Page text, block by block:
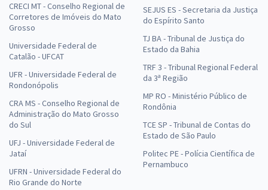
CRECI MT - Conselho Regional de
Corretores de Imóveis do Mato
Grosso
Universidade Federal de
Catalão - UFCAT
UFR - Universidade Federal de
Rondonópolis
CRA MS - Conselho Regional de
Administração do Mato Grosso
do Sul
UFJ - Universidade Federal de
Jataí
UFRN - Universidade Federal do
Rio Grande do Norte
SEJUS ES - Secretaria da Justiça
do Espírito Santo
TJ BA - Tribunal de Justiça do
Estado da Bahia
TRF 3 - Tribunal Regional Federal
da 3ª Região
MP RO - Ministério Público de
Rondônia
TCE SP - Tribunal de Contas do
Estado de São Paulo
Politec PE - Polícia Científica de
Pernambuco